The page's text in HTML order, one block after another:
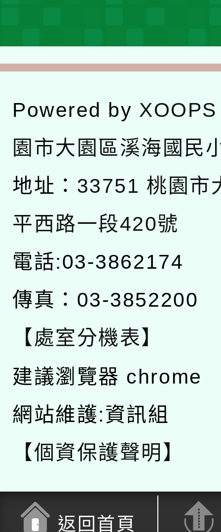
Powered by XOOPS
園市大園區溪海國民
地址： 33751 桃園市
平西路一段420號
電話:03-3862174
傳真：03-3852200
【處室分機表】
建議瀏覽器 chrome
網站維護:資訊組
【個資保護聲明】
返回首頁